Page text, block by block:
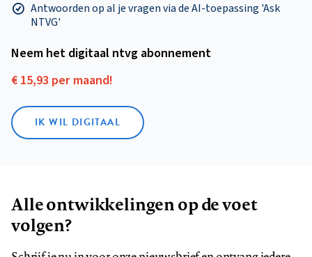
Antwoorden op al je vragen via de AI-toepassing 'Ask
NTVG'
Neem het digitaal ntvg abonnement
€ 15,93 per maand!
IK WIL DIGITAAL
Alle ontwikkelingen op de voet
volgen?